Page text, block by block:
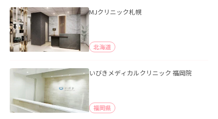
MJクリニック札幌
北海道
いびきメディカルクリニック 福岡院
福岡県